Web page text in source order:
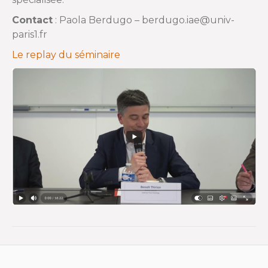
Contact : Paola Berdugo – berdugo.iae@univ-
paris1.fr
Le replay du séminaire